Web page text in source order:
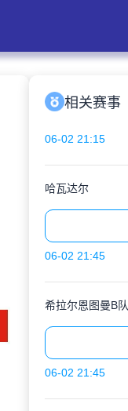
相关赛事
06-02 21:15
哈瓦达尔
06-02 21:45
希拉尔恩图曼B队
06-02 21:45